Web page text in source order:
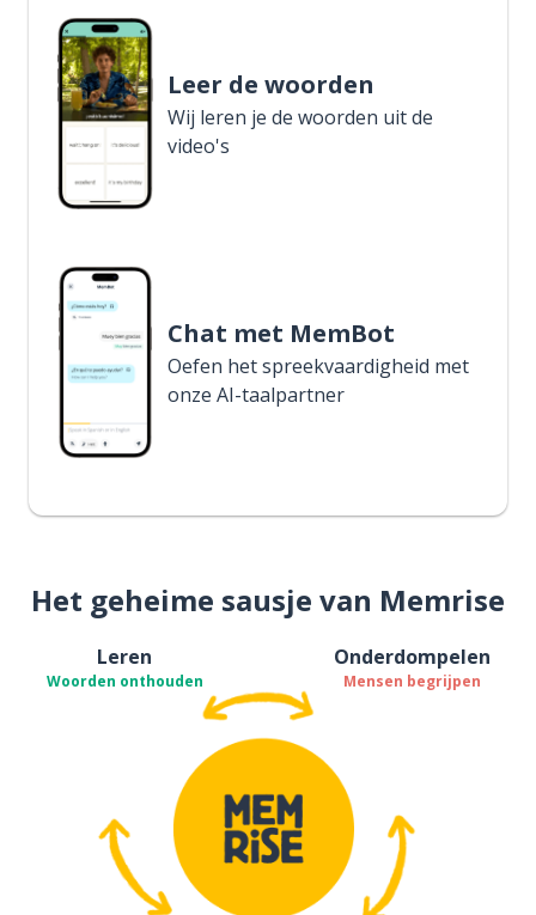
Leer de woorden
Wij leren je de woorden uit de
video's
Chat met MemBot
Oefen het spreekvaardigheid met
onze AI-taalpartner
Het geheime sausje van Memrise
Leren
Woorden onthouden
Onderdompelen
Mensen begrijpen